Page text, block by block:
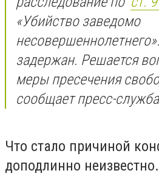
«Убийство заведомо
задержан. Решается
меры пресечения
сообщает пресс-
Что стало причиной
доподлинно неизвестно.